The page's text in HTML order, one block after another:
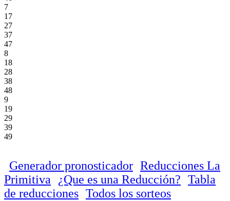
7
17
27
37
47
8
18
28
38
48
9
19
29
39
49
Generador pronosticador Reducciones La
Primitiva
¿Que es una Reducción? Tabla
de reducciones Todos los sorteos